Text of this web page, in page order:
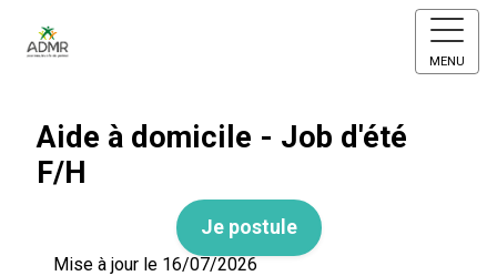
MENU
Aide à domicile - Job d'été
F/H
Je postule
Mise à jour le 16/07/2026